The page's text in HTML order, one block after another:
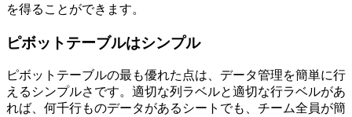
を得ることができます。
ピボットテーブルはシンプル
ピボットテーブルの最も優れた点は、データ管理を簡単に行
えるシンプルさです。適切な列ラベルと適切な行ラベルがあ
れば、何千行ものデータがあるシートでも、チーム全員が簡